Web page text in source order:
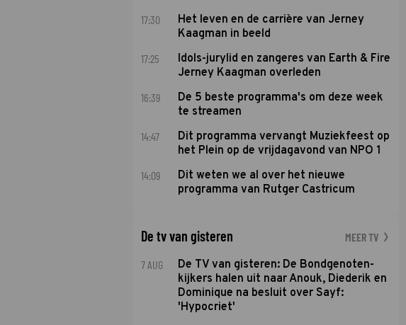
17:30
Het leven en de carrière van Jerney
Kaagman in beeld
17:25
Idols-jurylid en zangeres van Earth & Fire
Jerney Kaagman overleden
16:39
De 5 beste programma's om deze week
te streamen
14:47
Dit programma vervangt Muziekfeest op
het Plein op de vrijdagavond van NPO 1
14:09
Dit weten we al over het nieuwe
programma van Rutger Castricum
De tv van gisteren MEER TV
7 AUG
De TV van gisteren: De Bondgenoten-
kijkers halen uit naar Anouk, Diederik en
Dominique na besluit over Sayf:
'Hypocriet'